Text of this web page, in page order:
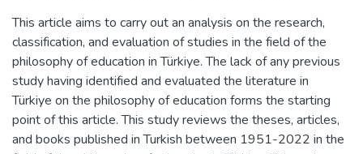
This article aims to carry out an analysis on the research,
classification, and evaluation of studies in the field of the
philosophy of education in Türkiye. The lack of any previous
study having identified and evaluated the literature in
Türkiye on the philosophy of education forms the starting
point of this article. This study reviews the theses, articles,
and books published in Turkish between 1951-2022 in the